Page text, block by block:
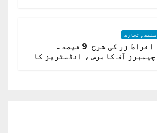
صنعت و تجارت
افراط زر کی شرح 9 فیصد ..
چیمبرز آف کامرس ، انڈسٹریز کا